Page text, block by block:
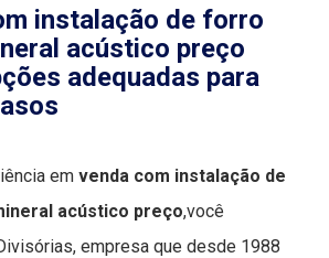
instalação de forro
acústico preço
adequadas para
emvenda com instalação de
acústico preço,você
empresa que desde 1988